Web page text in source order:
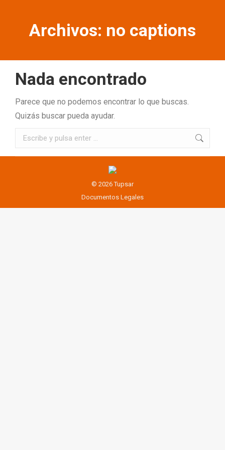
Archivos: no captions
Nada encontrado
Parece que no podemos encontrar lo que buscas.
Quizás buscar pueda ayudar.
Buscar:
© 2026 Tupsar
Documentos Legales